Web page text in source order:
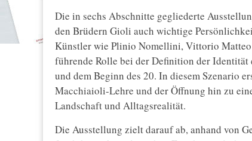
Die in sechs Abschnitte gegliederte
den Brüdern Gioli auch wichtige
Künstler wie Plinio Nomellini, Vittorio
führende Rolle bei der Definition der Identität
und dem Beginn des 20. In diesem Szenario
Macchiaioli-Lehre und der Öffnung hin zu
Landschaft und Alltagsrealität.
Die Ausstellung zielt darauf ab, anhand von